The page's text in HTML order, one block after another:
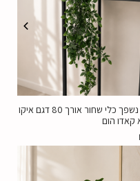
עציץ נשפך כלי שחור אורך 80 דגם איקו
קאדו הום